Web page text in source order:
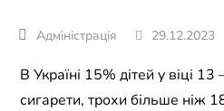
29.12.2023
В Україні 15% дітей у віці
сигарети, трохи більше ніж